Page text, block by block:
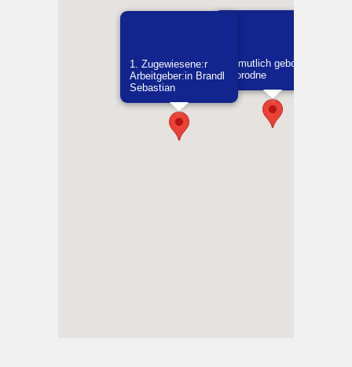
Vermutlich geboren in
Skorodne
1. Zugewiesene:r
Arbeitgeber:in​ Brandl
Sebastian